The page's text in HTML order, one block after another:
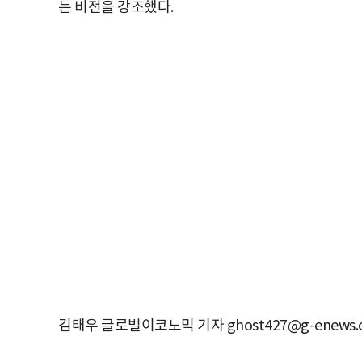
는 비전을 강조했다.
김태우 글로벌이코노믹 기자 ghost427@g-